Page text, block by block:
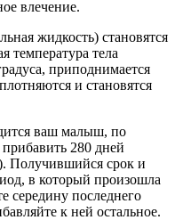
влечение.
жидкость) становятся
температура тела
приподнимается
и становятся
ваш малыш, по
280 дней
Получившийся срок и
в который произошла
середину последнего
к ней остальное.